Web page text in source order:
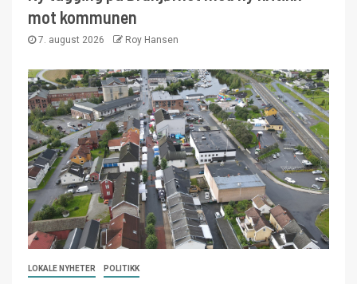
mot kommunen
7. august 2026 Roy Hansen
LOKALE NYHETER POLITIKK